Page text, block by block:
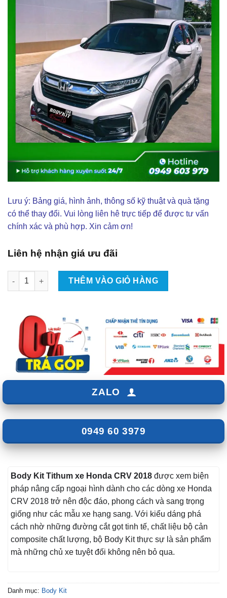
Lưu ý: Bảng giá, hình ảnh, thông số kỹ thuật và quà tặng
có thể thay đổi. Vui lòng liên hê trực tiếp để được tư vấn
chính xác và phù hợp. Xin cảm ơn!
Liên hệ nhận giá ưu đãi
Độ Body Kit Tithum Cho Honda CRV 2018 Tại TPHCM | Đẳng
THÊM VÀO GIỎ HÀNG
ZALO
0949 60 3979
Body Kit Tithum xe Honda CRV 2018 được xem biện
pháp nâng cấp ngoại hình dành cho các dòng xe Honda
CRV 2018 trở nên độc đáo, phong cách và sang trọng
giống như các mẫu xe hạng sang. Với kiểu dáng phá
cách nhờ những đường cắt gọt tinh tế, chất liệu bộ cản
composite chất lượng, bộ Body Kit thực sự là sản phẩm
mà những chủ xe tuyệt đối không nên bỏ qua.
Danh mục: Body Kit